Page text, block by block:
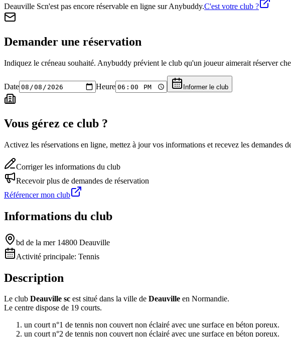
Deauville Scn'est pas encore réservable en ligne sur Anybuddy.C'est votre club ?
Demander une réservation
Indiquez le créneau souhaité. Anybuddy prévient le club qu'un joueur aimerait réserver
Date Heure Informer le club
Vous gérez ce club ?
Activez les réservations en ligne, mettez à jour vos informations et recevez les demandes
Corriger les informations du club
Recevoir plus de demandes de réservation
Référencer mon club
Informations du club
bd de la mer 14800 Deauville
Activité principale: Tennis
Description
Le club Deauville sc est situé dans la ville de Deauville en Normandie.
Le centre dispose de 19 courts.
un court n°1 de tennis non couvert non éclairé avec une surface en béton poreux.
un court n°2 de tennis non couvert non éclairé avec une surface en béton poreux.